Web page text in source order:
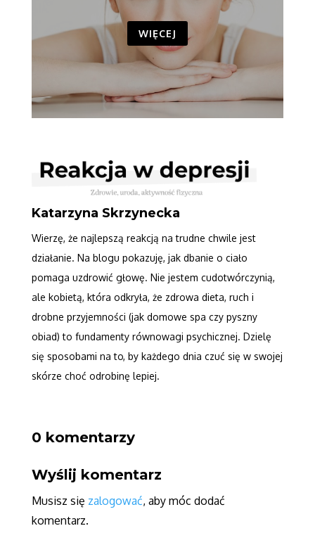
WIĘCEJ
Katarzyna Skrzynecka
Wierzę, że najlepszą reakcją na trudne chwile jest
działanie. Na blogu pokazuję, jak dbanie o ciało
pomaga uzdrowić głowę. Nie jestem cudotwórczynią,
ale kobietą, która odkryła, że zdrowa dieta, ruch i
drobne przyjemności (jak domowe spa czy pyszny
obiad) to fundamenty równowagi psychicznej. Dzielę
się sposobami na to, by każdego dnia czuć się w swojej
skórze choć odrobinę lepiej.
0 komentarzy
Wyślij komentarz
Musisz się zalogować, aby móc dodać
komentarz.